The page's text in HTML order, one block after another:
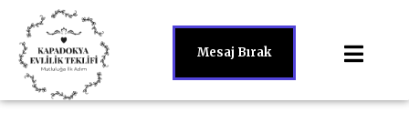
Mesaj Bırak